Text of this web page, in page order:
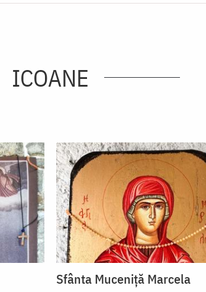
ICOANE
Sfânta Muceniță Marcela